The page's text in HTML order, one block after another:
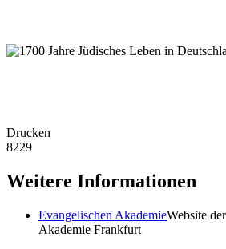
Drucken
8229
Weitere Informationen
Evangelischen AkademieWebsite
Akademie Frankfurt